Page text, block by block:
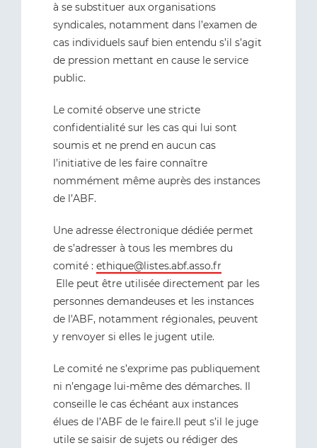
à se substituer aux organisations
syndicales, notamment dans l’examen de
cas individuels sauf bien entendu s’il s’agit
de pression mettant en cause le service
public.
Le comité observe une stricte
confidentialité sur les cas qui lui sont
soumis et ne prend en aucun cas
l’initiative de les faire connaître
nommément même auprès des instances
de l’ABF.
Une adresse électronique dédiée permet
de s’adresser à tous les membres du
comité : ethique@listes.abf.asso.fr
Elle peut être utilisée directement par les
personnes demandeuses et les instances
de l'ABF, notamment régionales, peuvent
y renvoyer si elles le jugent utile.
Le comité ne s’exprime pas publiquement
ni n’engage lui-même des démarches. Il
conseille le cas échéant aux instances
élues de l’ABF de le faire.Il peut s’il le juge
utile se saisir de sujets ou rédiger des